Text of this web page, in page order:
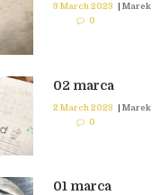
3 March 2023 |
0
02 marca
2 March 2023 |
0
01 marca